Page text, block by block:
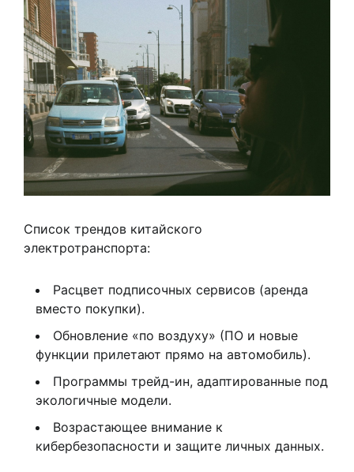
Список трендов китайского
электротранспорта:
Расцвет подписочных сервисов (аренда
вместо покупки).
Обновление «по воздуху» (ПО и новые
функции прилетают прямо на автомобиль).
Программы трейд-ин, адаптированные под
экологичные модели.
Возрастающее внимание к
кибербезопасности и защите личных данных.